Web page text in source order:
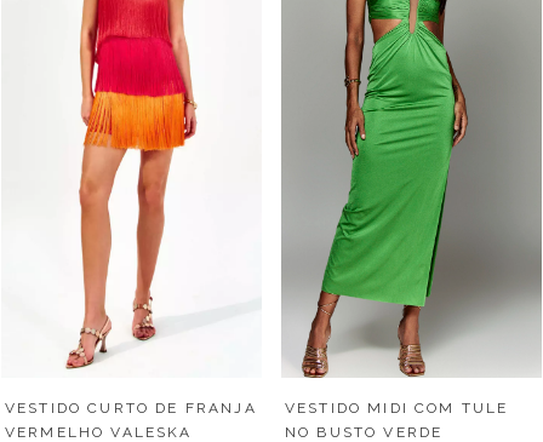
VESTIDO CURTO DE FRANJA
VERMELHO VALESKA
VESTIDO MIDI COM TULE
NO BUSTO VERDE